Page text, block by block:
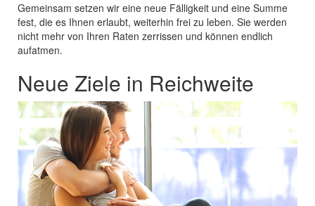
Gemeinsam setzen wir eine neue Fälligkeit und eine Summe
fest, die es Ihnen erlaubt, weiterhin frei zu leben. Sie werden
nicht mehr von Ihren Raten zerrissen und können endlich
aufatmen.
Neue Ziele in Reichweite